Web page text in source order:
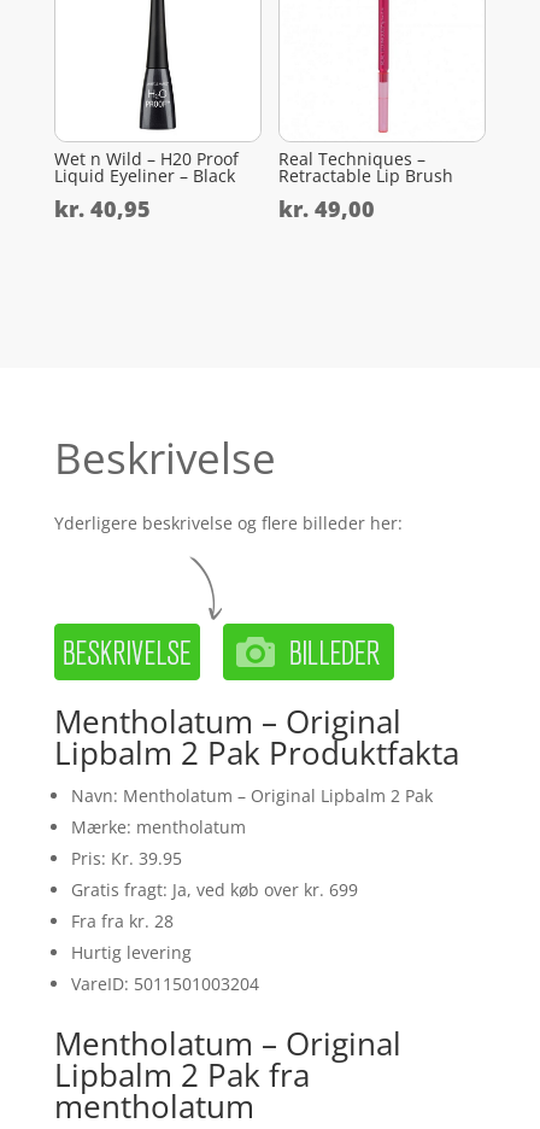
Wet n Wild – H20 Proof
Liquid Eyeliner – Black
kr.40,95
Real Techniques –
Retractable Lip Brush
kr. 49,00
Beskrivelse
Yderligere beskrivelse og flere billeder her:
Mentholatum – Original
Lipbalm 2 Pak Produktfakta
Navn: Mentholatum – Original Lipbalm 2 Pak
Mærke: mentholatum
Pris: Kr. 39.95
Gratis fragt: Ja, ved køb over kr. 699
Fra fra kr. 28
Hurtig levering
VareID: 5011501003204
Mentholatum – Original
Lipbalm 2 Pak fra
mentholatum